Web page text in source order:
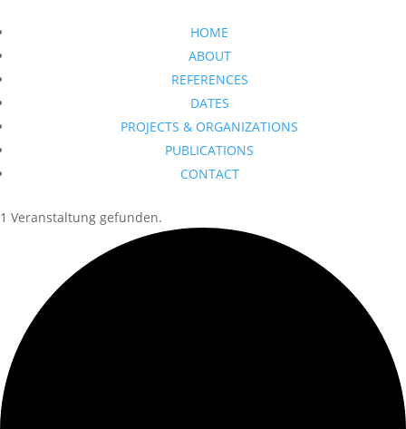
HOME
ABOUT
REFERENCES
DATES
PROJECTS & ORGANIZATIONS
PUBLICATIONS
CONTACT
1 Veranstaltung gefunden.